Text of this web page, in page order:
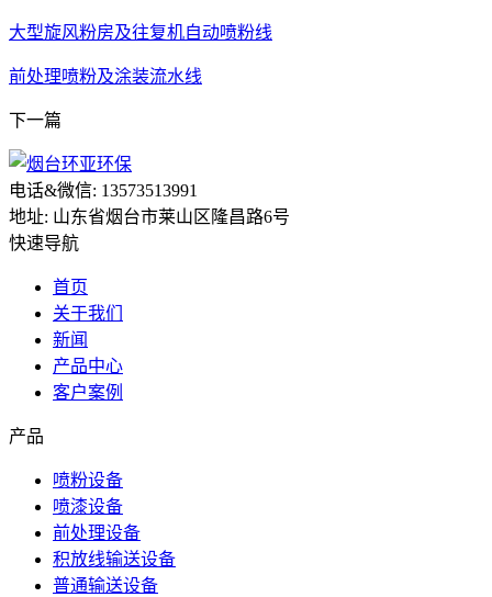
大型旋风粉房及往复机自动喷粉线
前处理喷粉及涂装流水线
下一篇
电话&微信: 13573513991
地址: 山东省烟台市莱山区隆昌路6号
快速导航
首页
关于我们
新闻
产品中心
客户案例
产品
喷粉设备
喷漆设备
前处理设备
积放线输送设备
普通输送设备